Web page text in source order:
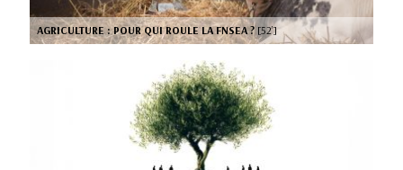
AGRICULTURE : POUR QUI ROULE LA FNSEA ? [52’]